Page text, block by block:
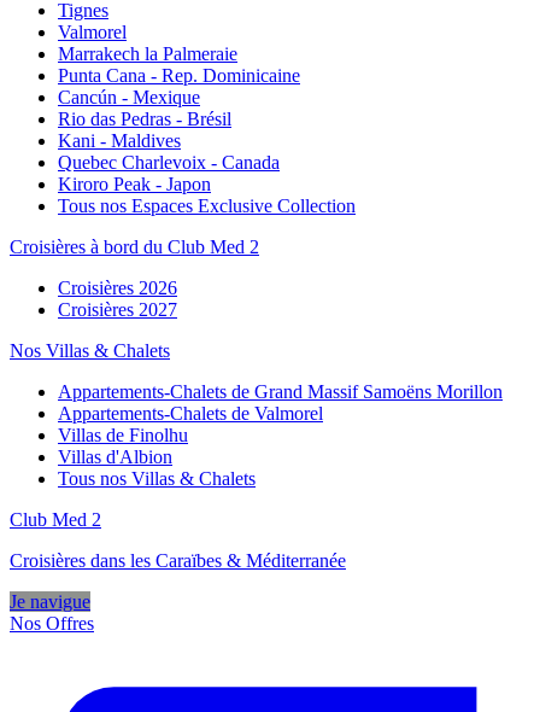
Tignes
Valmorel
Marrakech la Palmeraie
Punta Cana - Rep. Dominicaine
Cancún - Mexique
Rio das Pedras - Brésil
Kani - Maldives
Quebec Charlevoix - Canada
Kiroro Peak - Japon
Tous nos Espaces Exclusive Collection
Croisières à bord du Club Med 2
Croisières 2026
Croisières 2027
Nos Villas & Chalets
Appartements-Chalets de Grand Massif Samoëns Morillon
Appartements-Chalets de Valmorel
Villas de Finolhu
Villas d'Albion
Tous nos Villas & Chalets
Club Med 2
Croisières dans les Caraïbes & Méditerranée
Je navigue
Nos Offres